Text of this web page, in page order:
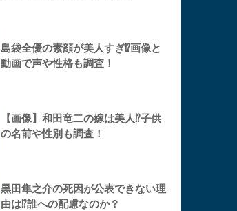
島袋全優の素顔が美人すぎ⁉︎画像と
動画で声や性格も調査！
【画像】和田竜二の嫁は美人⁉︎子供
の名前や性別も調査！
黒田隼之介の死因が公表できない理
由は⁉︎誰への配慮なのか？